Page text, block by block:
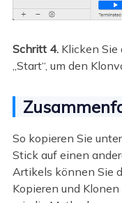
Schritt 4.Klicken Sie
„Start“, um den
So kopieren Sie
Stick auf einen
Artikels können Sie
Kopieren und